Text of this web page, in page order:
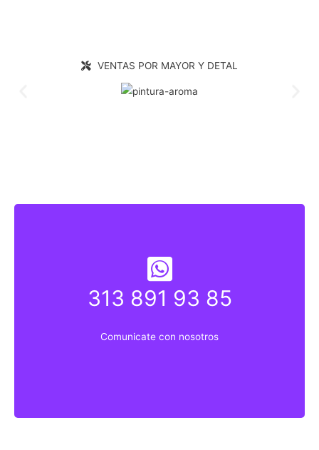
VENTAS POR MAYOR Y DETAL
313 891 93 85
Comunicate con nosotros
313 891 9835
Comunicate con nosotros